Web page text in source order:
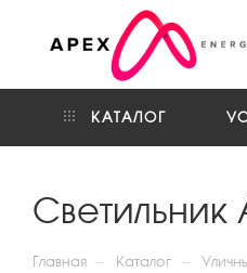
КАТАЛОГ
Светильник
Главная — Каталог —